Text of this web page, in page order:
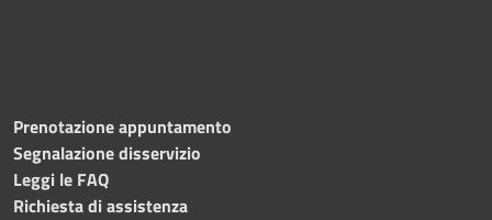
Prenotazione appuntamento
Segnalazione disservizio
Leggi le FAQ
Richiesta di assistenza